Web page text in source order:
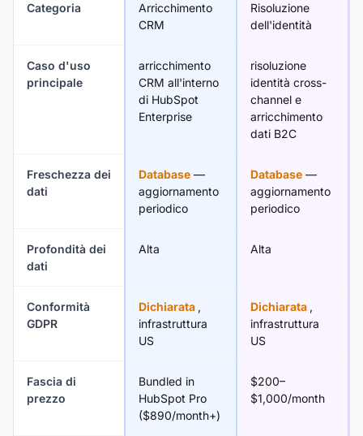
Categoria
Arricchimento
CRM
Risoluzione
dell'identità
Caso d'uso
principale
arricchimento
CRM all'interno
di HubSpot
Enterprise
risoluzione
identità cross-
channel e
arricchimento
dati B2C
Freschezza dei
dati
Database —
aggiornamento
periodico
Database —
aggiornamento
periodico
Profondità dei
dati
Alta Alta
Conformità
GDPR
Dichiarata ,
infrastruttura
US
Dichiarata ,
infrastruttura
US
Fascia di
prezzo
Bundled in
HubSpot Pro
($890/month+)
$200–
$1,000/month